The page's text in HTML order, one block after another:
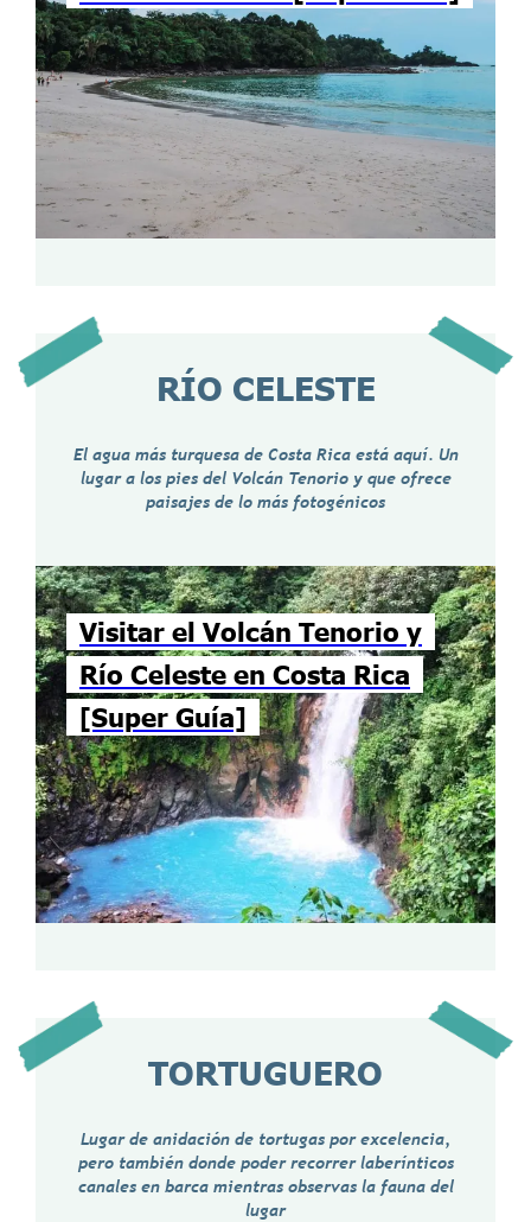
RÍO CELESTE
El agua más turquesa de Costa Rica está aquí. Un
lugar a los pies del Volcán Tenorio y que ofrece
paisajes de lo más fotogénicos
Visitar el Volcán Tenorio y
Río Celeste en Costa Rica
[Super Guía]
TORTUGUERO
Lugar de anidación de tortugas por excelencia,
pero también donde poder recorrer laberínticos
canales en barca mientras observas la fauna del
lugar